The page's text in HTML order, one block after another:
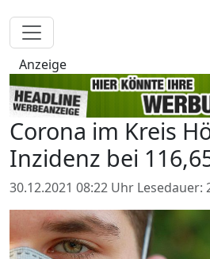
Anzeige
Corona im Kreis
Inzidenz bei
30.12.2021 08:22 Uhr Lesedauer: